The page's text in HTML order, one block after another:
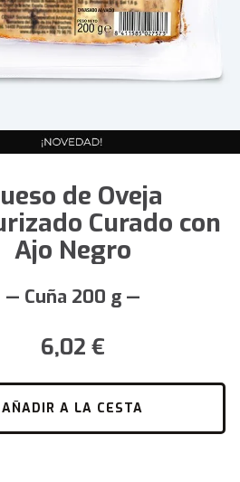
de Oveja
Curado con
Ajo Negro
— Cuña 200 g —
6,02 €
AÑADIR A LA CESTA